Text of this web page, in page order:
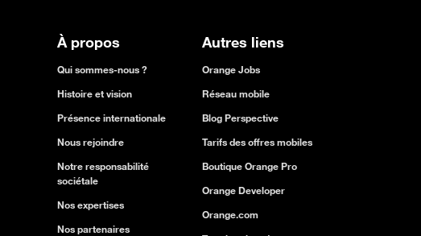
À propos
Qui sommes-nous ?
Histoire et vision
Présence internationale
Nous rejoindre
Notre responsabilité
sociétale
Nos expertises
Nos partenaires
Autres liens
Orange Jobs
Réseau mobile
Blog Perspective
Tarifs des offres mobiles
Boutique Orange Pro
Orange Developer
Orange.com